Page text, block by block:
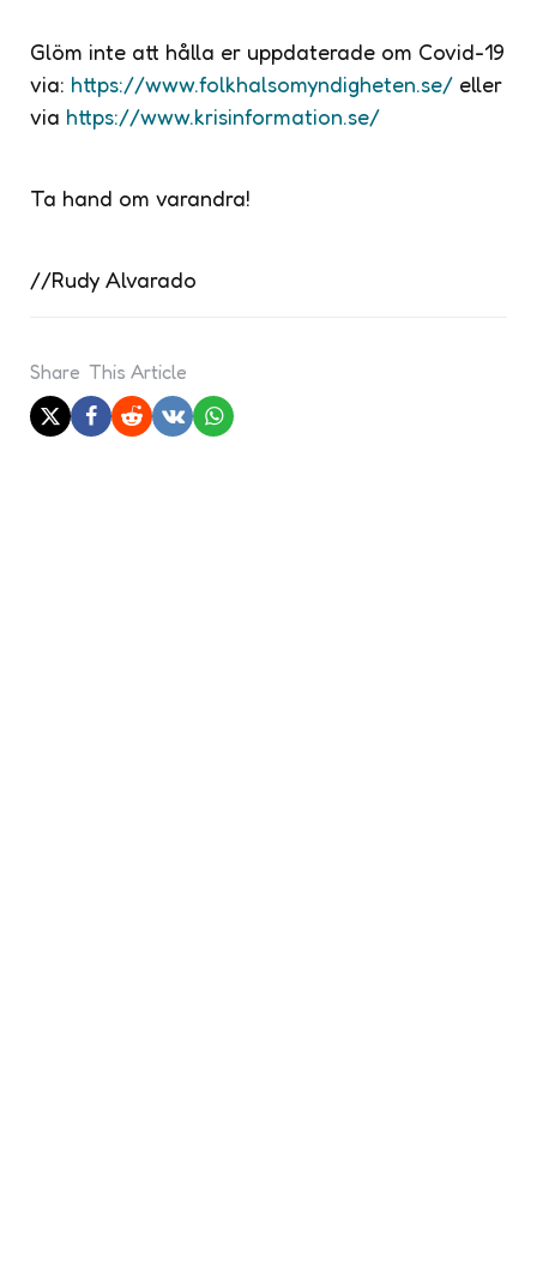
Glöm inte att hålla er uppdaterade om Covid-19
via: https://www.folkhalsomyndigheten.se/ eller
via https://www.krisinformation.se/
Ta hand om varandra!
//Rudy Alvarado
Share This Article